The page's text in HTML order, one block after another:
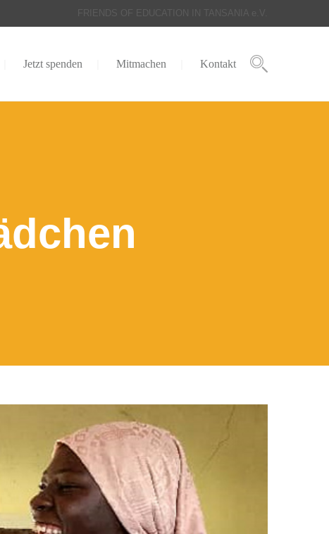
FRIENDS OF EDUCATION IN TANSANIA e.V.
Jetzt spenden Mitmachen Kontakt